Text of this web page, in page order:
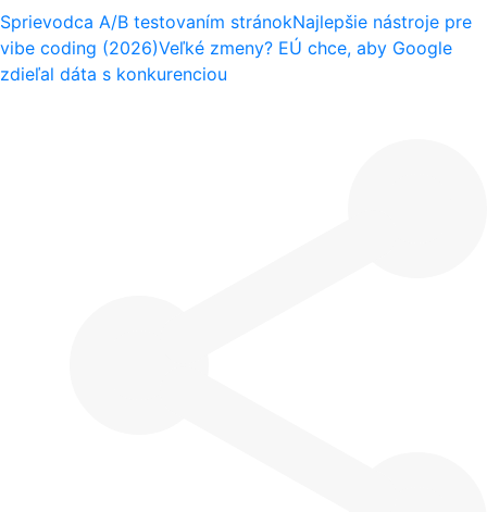
Sprievodca A/B testovaním stránokNajlepšie nástroje pre
vibe coding (2026)Veľké zmeny? EÚ chce, aby Google
zdieľal dáta s konkurenciou